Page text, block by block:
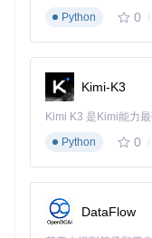
3.3 输出优化层：数
成、图层或属性类型
合并重复数据等方式
0%。
确保系统已安装
命令安装工具：
Python
0
Kimi-K3
Python
0
DataFlow